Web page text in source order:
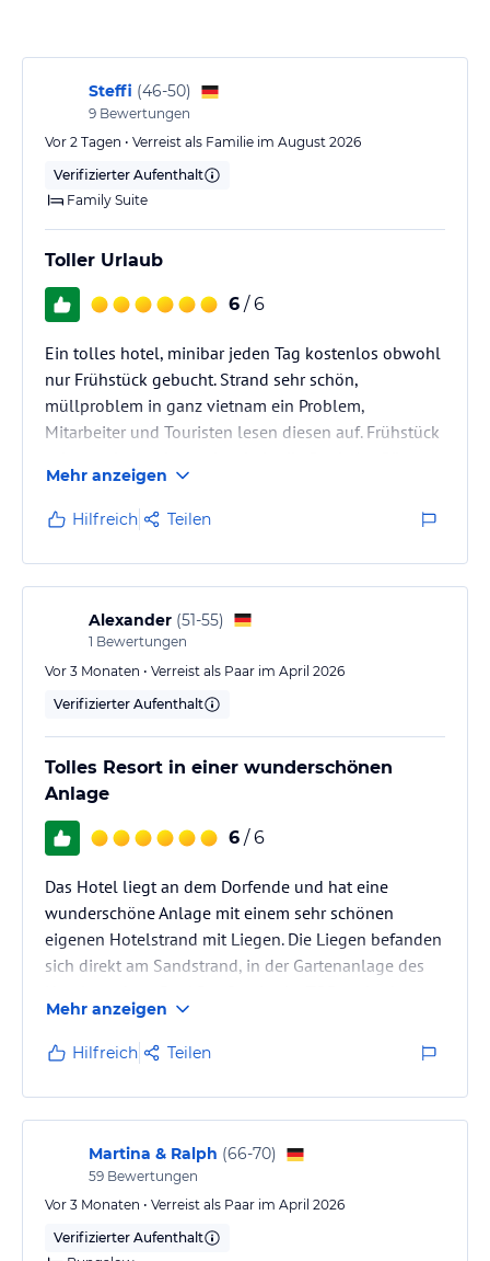
Steffi (46-50)
9 Bewertungen
Vor 2 Tagen • Verreist als Familie im August 2026
Verifizierter Aufenthalt
Family Suite
Toller Urlaub
6 / 6
Ein tolles hotel, minibar jeden Tag kostenlos obwohl
nur Frühstück gebucht. Strand sehr schön,
müllproblem in ganz vietnam ein Problem,
Mitarbeiter und Touristen lesen diesen auf. Frühstück
kann man im hotel buchen auch Kochkurs, sehr
schön.
Mehr anzeigen
Hilfreich Teilen
Alexander (51-55)
1 Bewertungen
Vor 3 Monaten • Verreist als Paar im April 2026
Verifizierter Aufenthalt
Tolles Resort in einer wunderschönen
Anlage
6 / 6
Das Hotel liegt an dem Dorfende und hat eine
wunderschöne Anlage mit einem sehr schönen
eigenen Hotelstrand mit Liegen. Die Liegen befanden
sich direkt am Sandstrand, in der Gartenanlage des
hilfsbereit.
Das Frühstücksbuffet lies bei uns keine Wünsche
offen und man hat hier eine reiche Auswahl an
warmen und kalten Speisen.
Ebenso konnte man im eigenen Restaurant Mittag
oder Abends noch essen und einmal in der Woche
wurde ein Buffet am Pool angeboten mit…
Mehr anzeigen
Hilfreich Teilen
Martina & Ralph (66-70)
59 Bewertungen
Vor 3 Monaten • Verreist als Paar im April 2026
Verifizierter Aufenthalt